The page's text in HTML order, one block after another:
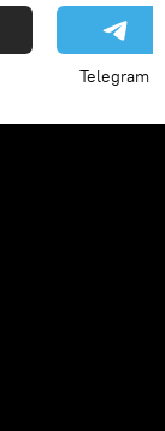
Telegram